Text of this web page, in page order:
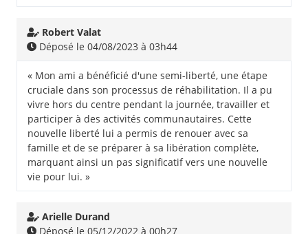
Robert Valat
Déposé le 04/08/2023 à 03h44
« Mon ami a bénéficié d'une semi-liberté, une étape
cruciale dans son processus de réhabilitation. Il a pu
vivre hors du centre pendant la journée, travailler et
participer à des activités communautaires. Cette
nouvelle liberté lui a permis de renouer avec sa
famille et de se préparer à sa libération complète,
marquant ainsi un pas significatif vers une nouvelle
vie pour lui. »
Arielle Durand
Déposé le 05/12/2022 à 00h27